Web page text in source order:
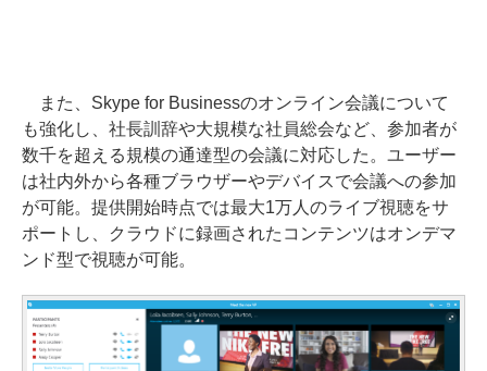
また、Skype for Businessのオンライン会議について
も強化し、社長訓辞や大規模な社員総会など、参加者が
数千を超える規模の通達型の会議に対応した。ユーザー
は社内外から各種ブラウザーやデバイスで会議への参加
が可能。提供開始時点では最大1万人のライブ視聴をサ
ポートし、クラウドに録画されたコンテンツはオンデマ
ンド型で視聴が可能。